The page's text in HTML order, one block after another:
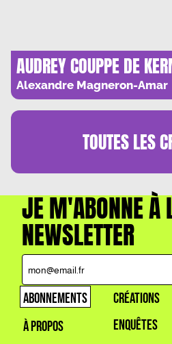
AUDREY COUPPE DE
UNE PRIERE »
Alexandre Magneron-Amar
TOUTES LES
JE M'ABONNE À
NEWSLETTER
ABONNEMENTS
À PROPOS
CRÉATIONS
ENQUÊTES